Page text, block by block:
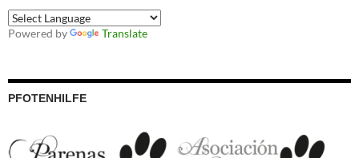
Powered by Translate
PFOTENHILFE